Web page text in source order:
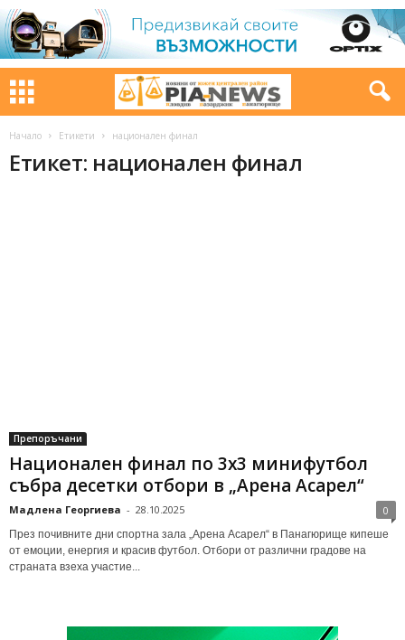
Начало Етикети национален финал
Етикет: национален финал
Препоръчани
Национален финал по 3х3 минифутбол
събра десетки отбори в „Арена Асарел“
Мадлена Георгиева - 28.10.2025 0
През почивните дни спортна зала „Арена Асарел“ в Панагюрище кипеше
от емоции, енергия и красив футбол. Отбори от различни градове на
страната взеха участие...